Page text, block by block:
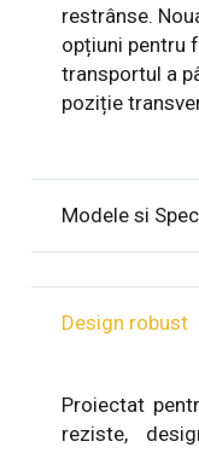
restrânse.
opțiuni pentru
transportul a
poziție
Modele si
Design robust
Proiectat
reziste,